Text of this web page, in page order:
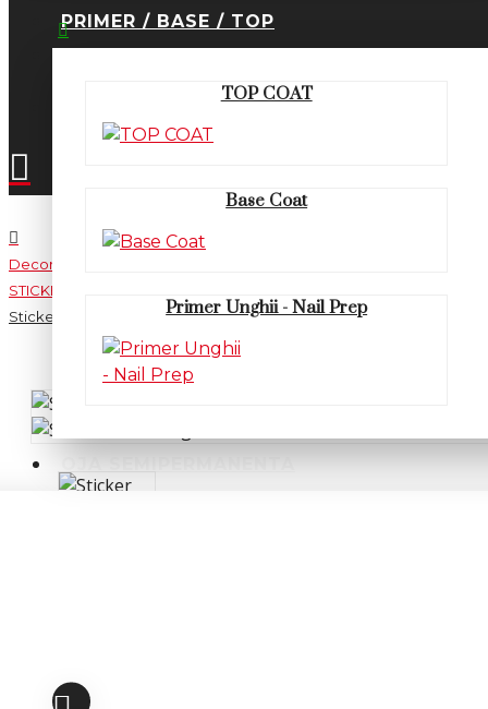
PRIMER / BASE / TOP
TOP COAT
Base Coat
Primer Unghii - Nail Prep
0745.677.518
office@fsm-romania.ro
Decor unghii
STICKERE
Sticker decor unghii BN820